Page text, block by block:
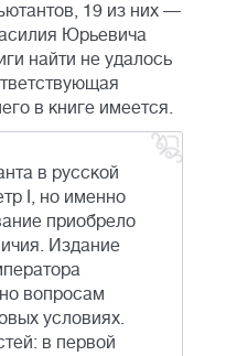
19 из них —
Юрьевича
найти не удалось
в книге имеется.
в русской
I, но именно
приобрело
Издание
вопросам
условиях.
в первой